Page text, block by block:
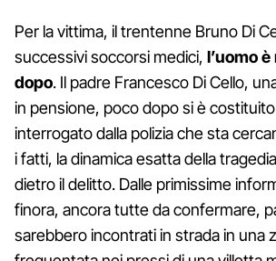
Per la vittima, il trentenne Bruno Di
successivi soccorsi medici, l’uomo
dopo. Il padre Francesco Di Cello,
in pensione, poco dopo si è
interrogato dalla polizia che sta
i fatti, la dinamica esatta della
dietro il delitto. Dalle primissime
finora, ancora tutte da confermare,
sarebbero incontrati in strada in una